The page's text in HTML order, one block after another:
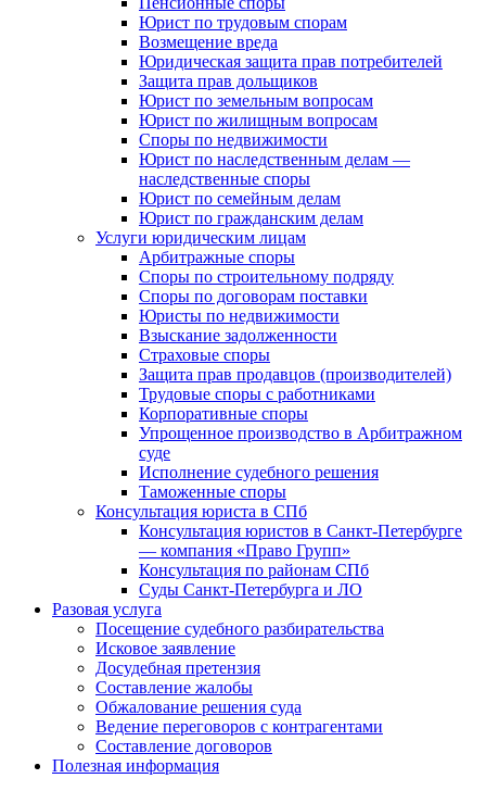
Юрист по трудовым спорам
Возмещение вреда
Юридическая защита прав потребителей
Защита прав дольщиков
Юрист по земельным вопросам
Юрист по жилищным вопросам
Споры по недвижимости
Юрист по наследственным делам —
наследственные споры
Юрист по семейным делам
Юрист по гражданским делам
Услуги юридическим лицам
Арбитражные споры
Споры по строительному подряду
Споры по договорам поставки
Юристы по недвижимости
Взыскание задолженности
Страховые споры
Защита прав продавцов (производителей)
Трудовые споры с работниками
Корпоративные споры
Упрощенное производство в Арбитражном
суде
Исполнение судебного решения
Таможенные споры
Консультация юриста в СПб
Консультация юристов в Санкт-Петербурге
— компания «Право Групп»
Консультация по районам СПб
Суды Санкт-Петербурга и ЛО
Разовая услуга
Посещение судебного разбирательства
Исковое заявление
Досудебная претензия
Составление жалобы
Обжалование решения суда
Ведение переговоров с контрагентами
Составление договоров
Полезная информация